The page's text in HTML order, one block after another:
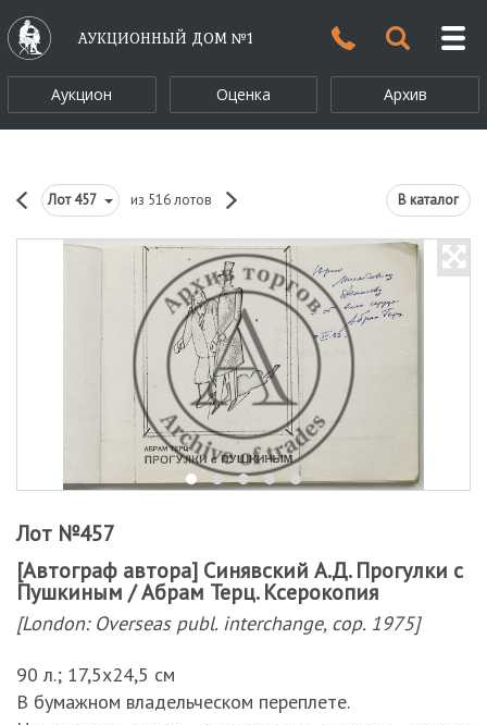
АУКЦИОННЫЙ ДОМ №1
Аукцион Оценка Архив
Лот457 из 516 лотов В каталог
Лот №457
[Автограф автора] Синявский А.Д. Прогулки с
Пушкиным / Абрам Терц. Ксерокопия
[London: Overseas publ. interchange, cop. 1975]
90 л.; 17,5х24,5 см
В бумажном владельческом переплете.